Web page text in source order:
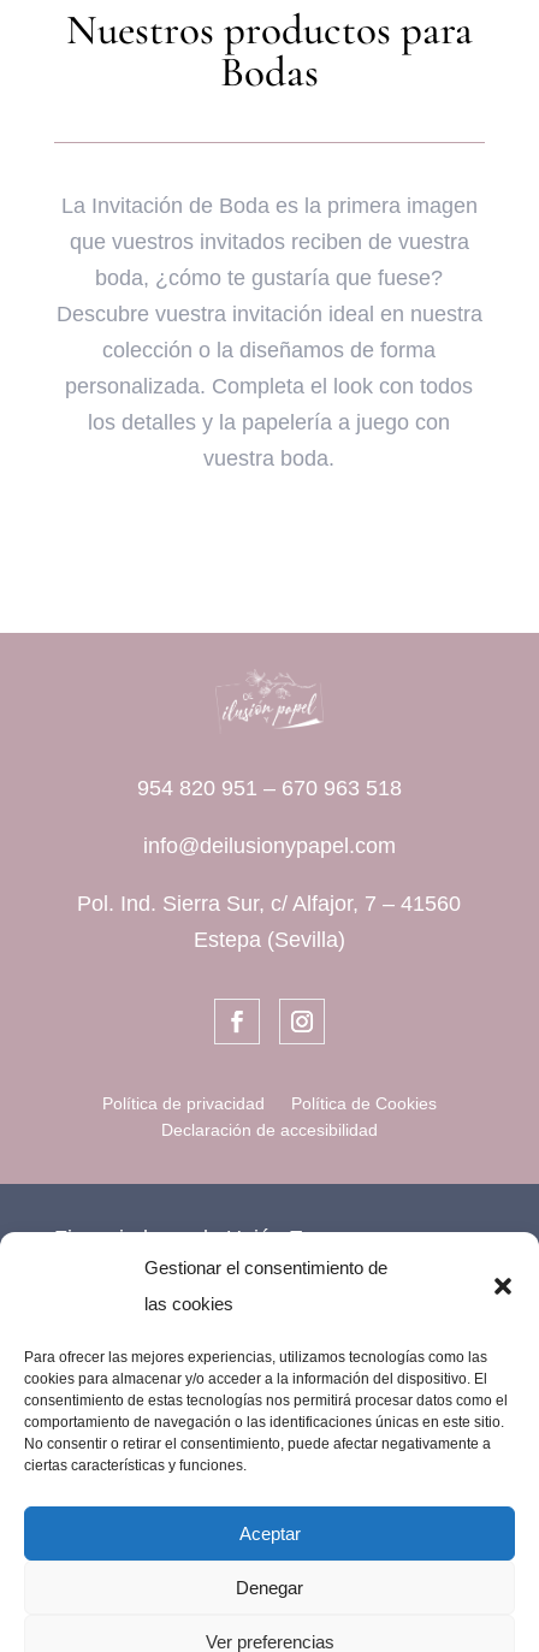
Gestionar el consentimiento de
las cookies
Para ofrecer las mejores experiencias, utilizamos tecnologías como las
cookies para almacenar y/o acceder a la información del dispositivo. El
consentimiento de estas tecnologías nos permitirá procesar datos como el
comportamiento de navegación o las identificaciones únicas en este sitio.
No consentir o retirar el consentimiento, puede afectar negativamente a
ciertas características y funciones.
Aceptar
Denegar
Ver preferencias
Nuestros productos para
Bodas
La Invitación de Boda es la primera imagen
que vuestros invitados reciben de vuestra
boda, ¿cómo te gustaría que fuese?
Descubre vuestra invitación ideal en nuestra
colección o la diseñamos de forma
personalizada. Completa el look con todos
los detalles y la papelería a juego con
vuestra boda.
954 820 951 – 670 963 518
info@deilusionypapel.com
Pol. Ind. Sierra Sur, c/ Alfajor, 7 – 41560
Estepa (Sevilla)
Política de privacidad
Política de Cookies
Declaración de accesibilidad
Financiado por la Unión Europea –
NextGenerationEU.
Imprenta Los Remedios © 2023 | Todos los